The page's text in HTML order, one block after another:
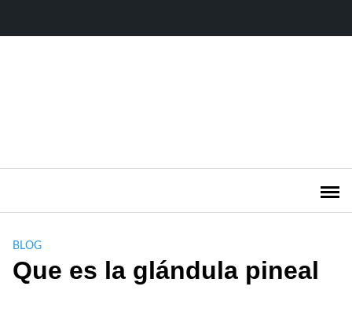
BLOG
Que es la glándula pineal